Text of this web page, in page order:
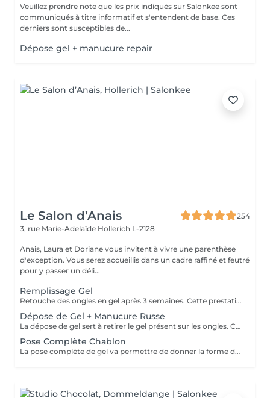
Veuillez prendre note que les prix indiqués sur Salonkee sont
communiqués à titre informatif et s'entendent de base. Ces
derniers sont susceptibles de...
Dépose gel + manucure repair
Le Salon d’Anais
254
3, rue Marie-Adelaïde Hollerich L-2128
Anais, Laura et Doriane vous invitent à vivre une parenthèse
d'exception. Vous serez accueillis dans un cadre raffiné et feutré
pour y passer un déli...
Remplissage Gel
Retouche des ongles en gel après 3 semaines. Cette prestation va permettre d'entretenir les ongles en gel en ponçant la surface du gel et en remodelant l'ongle avec une nouvelle couche de gel et de couleur.
Dépose de Gel + Manucure Russe
La dépose de gel sert à retirer le gel présent sur les ongles. Cette prestation comprend le ponçage du gel et une manucure.
Pose Complète Chablon
La pose complète de gel va permettre de donner la forme désirée en rallongeant les ongles (préalablement préparés) par la technique du chablon. Ensuite vient la pose du gel qui sera façonné et enfin la pose de la couleur ou de la French.